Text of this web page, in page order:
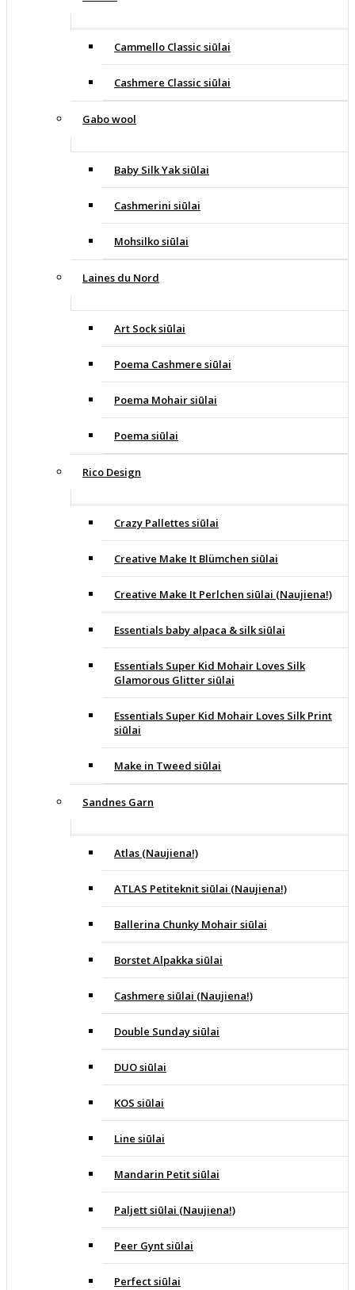
Cammello Classic siūlai
Cashmere Classic siūlai
Gabo wool
Baby Silk Yak siūlai
Cashmerini siūlai
Mohsilko siūlai
Laines du Nord
Art Sock siūlai
Poema Cashmere siūlai
Poema Mohair siūlai
Poema siūlai
Rico Design
Crazy Pallettes siūlai
Creative Make It Blümchen siūlai
Creative Make It Perlchen siūlai (Naujiena!)
Essentials baby alpaca & silk siūlai
Essentials Super Kid Mohair Loves Silk
Glamorous Glitter siūlai
Essentials Super Kid Mohair Loves Silk Print
siūlai
Make in Tweed siūlai
Sandnes Garn
Atlas (Naujiena!)
ATLAS Petiteknit siūlai (Naujiena!)
Ballerina Chunky Mohair siūlai
Borstet Alpakka siūlai
Cashmere siūlai (Naujiena!)
Double Sunday siūlai
DUO siūlai
KOS siūlai
Line siūlai
Mandarin Petit siūlai
Paljett siūlai (Naujiena!)
Peer Gynt siūlai
Perfect siūlai